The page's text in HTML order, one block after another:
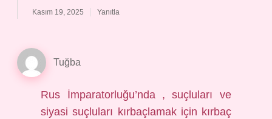
Kasım 19, 2025 Yanıtla
Tuğba
Rus İmparatorluğu’nda , suçluları ve
siyasi suçluları kırbaçlamak için kırbaç